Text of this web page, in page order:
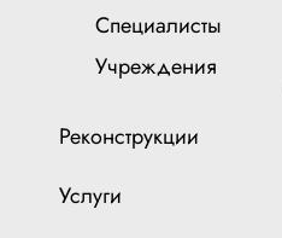
Специалисты
Учреждения
Реконструкции
Услуги